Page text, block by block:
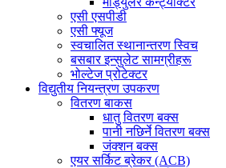
एसी एसपीडी
एसी फ्यूज
स्वचालित स्थानान्तरण स्विच
बसबार इन्सुलेट सामग्रीहरू
भोल्टेज प्रोटेक्टर
विद्युतीय नियन्त्रण उपकरण
वितरण बाकस
धातु वितरण बक्स
पानी नछिर्ने वितरण बक्स
जंक्शन बक्स
एयर सर्किट ब्रेकर (ACB)